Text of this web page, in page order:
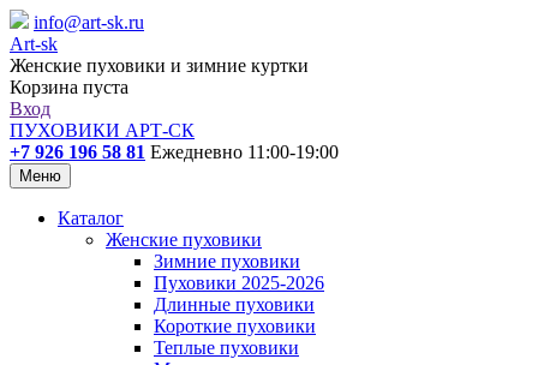
info@art-sk.ru
Art-sk
Женские пуховики и зимние куртки
Корзина пуста
Вход
ПУХОВИКИ АРТ-СК
+7 926 196 58 81 Ежедневно 11:00-19:00
Меню
Каталог
Женские пуховики
Зимние пуховики
Пуховики 2025-2026
Длинные пуховики
Короткие пуховики
Теплые пуховики